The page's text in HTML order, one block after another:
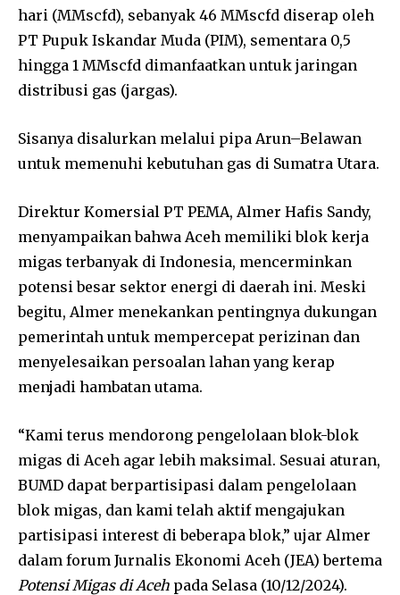
hari (MMscfd), sebanyak 46 MMscfd diserap oleh
PT Pupuk Iskandar Muda (PIM), sementara 0,5
hingga 1 MMscfd dimanfaatkan untuk jaringan
distribusi gas (jargas).
Sisanya disalurkan melalui pipa Arun–Belawan
untuk memenuhi kebutuhan gas di Sumatra Utara.
Direktur Komersial PT PEMA, Almer Hafis Sandy,
menyampaikan bahwa Aceh memiliki blok kerja
migas terbanyak di Indonesia, mencerminkan
potensi besar sektor energi di daerah ini. Meski
begitu, Almer menekankan pentingnya dukungan
pemerintah untuk mempercepat perizinan dan
menyelesaikan persoalan lahan yang kerap
menjadi hambatan utama.
“Kami terus mendorong pengelolaan blok-blok
migas di Aceh agar lebih maksimal. Sesuai aturan,
BUMD dapat berpartisipasi dalam pengelolaan
blok migas, dan kami telah aktif mengajukan
partisipasi interest di beberapa blok,” ujar Almer
dalam forum Jurnalis Ekonomi Aceh (JEA) bertema
Potensi Migas di Aceh pada Selasa (10/12/2024).